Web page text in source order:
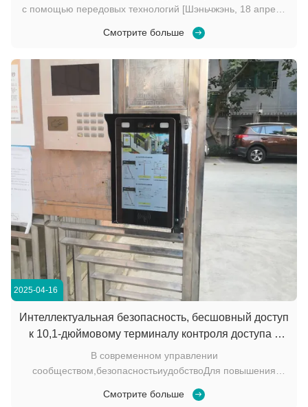
с помощью передовых технологий [Шэньчжэнь, 18 апреля
обслуживания клиентов, местный ресторан недавно
столовых с двойным экраном.который имеет двойны...
Смотрите больше
2025-04-16
Интеллектуальная безопасность, бесшовный доступ
к 10,1-дюймовому терминалу контроля доступа с
распознаванием лица для жилых домов
В современном управлении
сообществом,безопасностьиудобствоДля повышения
сообществами, обеспечивая при этом бесперебойный
Смотрите больше